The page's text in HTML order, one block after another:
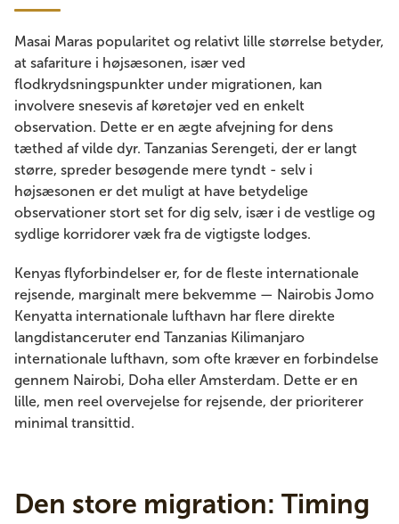
Masai Maras popularitet og relativt lille størrelse betyder,
at safariture i højsæsonen, især ved
flodkrydsningspunkter under migrationen, kan
involvere snesevis af køretøjer ved en enkelt
observation. Dette er en ægte afvejning for dens
tæthed af vilde dyr. Tanzanias Serengeti, der er langt
større, spreder besøgende mere tyndt - selv i
højsæsonen er det muligt at have betydelige
observationer stort set for dig selv, især i de vestlige og
sydlige korridorer væk fra de vigtigste lodges.
Kenyas flyforbindelser er, for de fleste internationale
rejsende, marginalt mere bekvemme — Nairobis Jomo
Kenyatta internationale lufthavn har flere direkte
langdistanceruter end Tanzanias Kilimanjaro
internationale lufthavn, som ofte kræver en forbindelse
gennem Nairobi, Doha eller Amsterdam. Dette er en
lille, men reel overvejelse for rejsende, der prioriterer
minimal transittid.
Den store migration: Timing